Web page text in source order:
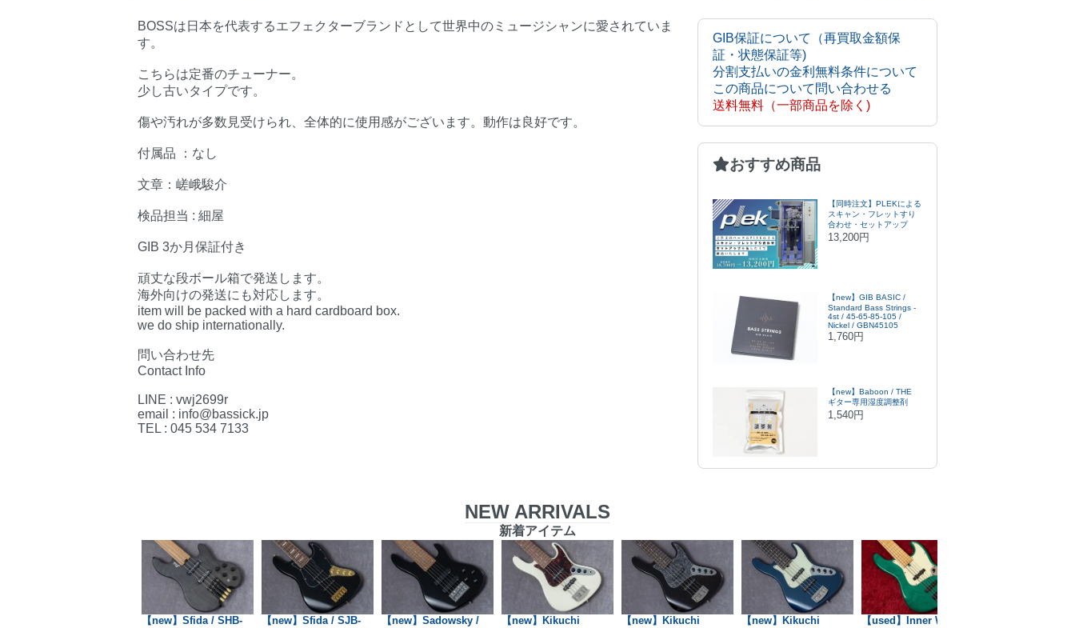
BOSSは日本を代表するエフェクターブランドとして世界中のミュージシャンに愛されていま
す。
こちらは定番のチューナー。
少し古いタイプです。
傷や汚れが多数見受けられ、全体的に使用感がございます。動作は良好です。
付属品 ：なし
文章：嵯峨駿介
検品担当 : 細屋
GIB 3か月保証付き
頑丈な段ボール箱で発送します。
海外向けの発送にも対応します。
item will be packed with a hard cardboard box.
we do ship internationally.
問い合わせ先
Contact Info
LINE : vwj2699r
email : info@bassick.jp
TEL : 045 534 7133
GIB保証について（再買取金額保
証・状態保証等)
分割支払いの金利無料条件について
この商品について問い合わせる
送料無料（一部商品を除く)
おすすめ商品
【同時注文】PLEKによる
スキャン・フレットすり
合わせ・セットアップ
13,200円
【new】GIB BASIC /
Standard Bass Strings -
4st / 45-65-85-105 /
Nickel / GBN45105
1,760円
【new】Baboon / THE
ギター専用湿度調整剤
1,540円
NEW ARRIVALS
新着アイテム
【new】Sfida / SHB-
【new】Sfida / SJB-
【new】Sadowsky /
【new】Kikuchi
【new】Kikuchi
【new】Kikuchi
【used】Inner Wood /